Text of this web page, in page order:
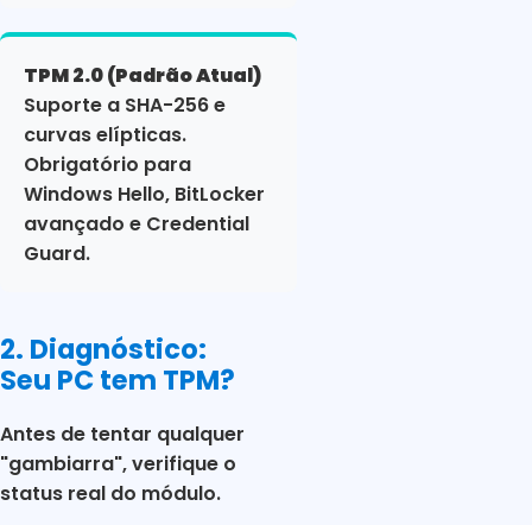
TPM 2.0 (Padrão Atual)
Suporte a SHA-256 e
curvas elípticas.
Obrigatório para
Windows Hello, BitLocker
avançado e Credential
Guard.
2. Diagnóstico:
Seu PC tem TPM?
Antes de tentar qualquer
"gambiarra", verifique o
status real do módulo.